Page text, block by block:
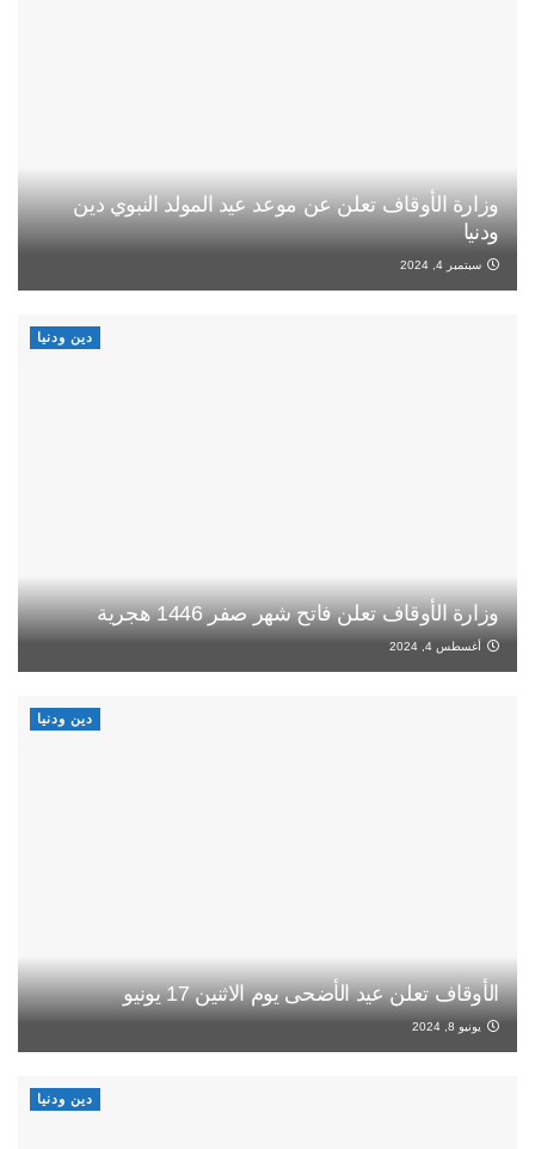
وزارة الأوقاف تعلن عن موعد عيد المولد النبوي دين
ودنيا
سبتمبر 4, 2024
دين ودنيا
وزارة الأوقاف تعلن فاتح شهر صفر 1446 هجرية
أغسطس 4, 2024
دين ودنيا
الأوقاف تعلن عيد الأضحى يوم الاثنين 17 يونيو
يونيو 8, 2024
دين ودنيا